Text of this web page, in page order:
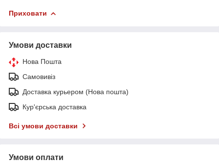
Приховати
Умови доставки
Нова Пошта
Самовивіз
Доставка курьером (Нова пошта)
Кур'єрська доставка
Всі умови доставки
Умови оплати